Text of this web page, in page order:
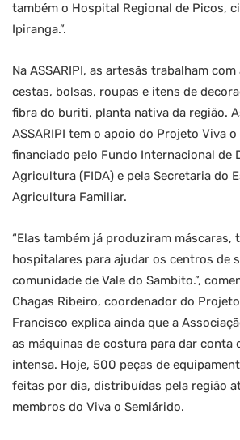
também o Hospital Regional de Picos,
Ipiranga.”.
Na ASSARIPI, as artesãs trabalham
cestas, bolsas, roupas e itens de
fibra do buriti, planta nativa da região.
ASSARIPI tem o apoio do Projeto Viva o
financiado pelo Fundo Internacional de
Agricultura (FIDA) e pela Secretaria do
Agricultura Familiar.
“Elas também já produziram máscaras,
hospitalares para ajudar os centros de
comunidade de Vale do Sambito.”,
Chagas Ribeiro, coordenador do
Francisco explica ainda que a
as máquinas de costura para dar conta
intensa. Hoje, 500 peças de
feitas por dia, distribuídas pela região
membros do Viva o Semiárido.